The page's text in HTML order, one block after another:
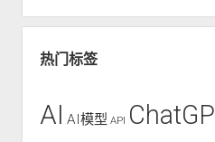
热门标签
AI AI模型 API